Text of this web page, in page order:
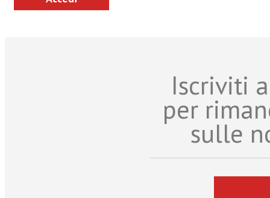
Iscriviti
per
sulle